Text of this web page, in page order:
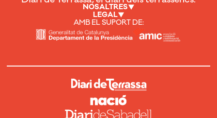
NOSALTRES
LEGAL
AMB EL SUPORT DE: